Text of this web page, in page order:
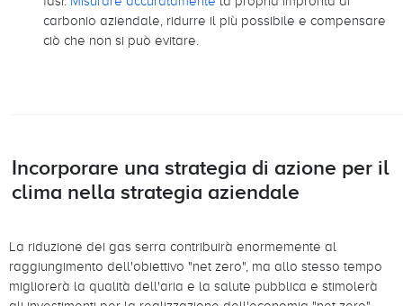
carbonio aziendale, ridurre il più possibile e compensare
ciò che non si può evitare.
Incorporare una strategia di azione per il
clima nella strategia aziendale
La riduzione dei gas serra contribuirà enormemente al
raggiungimento dell'obiettivo "net zero", ma allo stesso tempo
migliorerà la qualità dell'aria e la salute pubblica e stimolerà